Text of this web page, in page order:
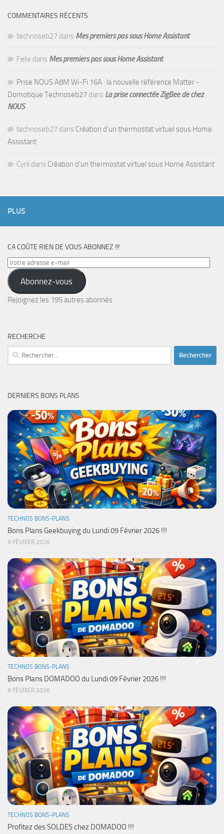
COMMENTAIRES RÉCENTS
technoseb27 dans Mes premiers pas sous Home Assistant
Felix dans Mes premiers pas sous Home Assistant
Prise NOUS A8M Wi-Fi 16A : la nouvelle référence Matter -
Domotique Technoseb27 dans La prise connectée ZigBee de chez
NOUS
technoseb27 dans Création d’un thermostat virtuel sous Home
Assistant
Cyril dans Création d’un thermostat virtuel sous Home Assistant
PLUS
CA COÛTE RIEN DE VOUS ABONNEZ !!!
Votre
adresse
e-
mail
Abonnez-vous
Rejoignez les 195 autres abonnés
RECHERCHE
Rechercher :
DERNIERS BONS PLANS
TECHNOS BONS-PLANS
Bons Plans Geekbuying du Lundi 09 Février 2026 !!!
9 FÉVRIER 2026
TECHNOS BONS-PLANS
Bons Plans DOMADOO du Lundi 09 Février 2026 !!!
9 FÉVRIER 2026
TECHNOS BONS-PLANS
Profitez des SOLDES chez DOMADOO !!!